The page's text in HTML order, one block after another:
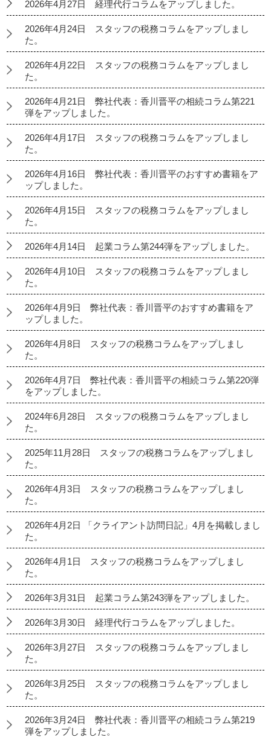
2026年4月27日 経理代行コラムをアップしました。
2026年4月24日 スタッフの税務コラムをアップしまし
た。
2026年4月22日 スタッフの税務コラムをアップしまし
た。
2026年4月21日 弊社代表：香川晋平の相続コラム第221
弾をアップしました。
2026年4月17日 スタッフの税務コラムをアップしまし
た。
2026年4月16日 弊社代表：香川晋平のおすすめ書籍をア
ップしました。
2026年4月15日 スタッフの税務コラムをアップしまし
た。
2026年4月14日 起業コラム第244弾をアップしました。
2026年4月10日 スタッフの税務コラムをアップしまし
た。
2026年4月9日 弊社代表：香川晋平のおすすめ書籍をア
ップしました。
2026年4月8日 スタッフの税務コラムをアップしまし
た。
2026年4月7日 弊社代表：香川晋平の相続コラム第220弾
をアップしました。
2024年6月28日 スタッフの税務コラムをアップしまし
た。
2025年11月28日 スタッフの税務コラムをアップしまし
た。
2026年4月3日 スタッフの税務コラムをアップしまし
た。
2026年4月2日 「クライアント訪問日記」4月を掲載しまし
た。
2026年4月1日 スタッフの税務コラムをアップしまし
た。
2026年3月31日 起業コラム第243弾をアップしました。
2026年3月30日 経理代行コラムをアップしました。
2026年3月27日 スタッフの税務コラムをアップしまし
た。
2026年3月25日 スタッフの税務コラムをアップしまし
た。
2026年3月24日 弊社代表：香川晋平の相続コラム第219
弾をアップしました。